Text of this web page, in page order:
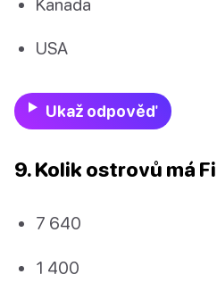
USA
Ukaž odpověď
9. Kolik ostrovů má
7 640
1 400